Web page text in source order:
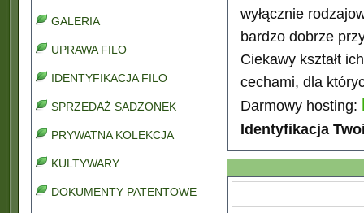
GALERIA
UPRAWA FILO
IDENTYFIKACJA FILO
SPRZEDAŻ SADZONEK
PRYWATNA KOLEKCJA
KULTYWARY
DOKUMENTY PATENTOWE
wyłącznie
bardzo dobrze
Ciekawy kształt
cechami, dla
Darmowy hosting:
Identyfikacja